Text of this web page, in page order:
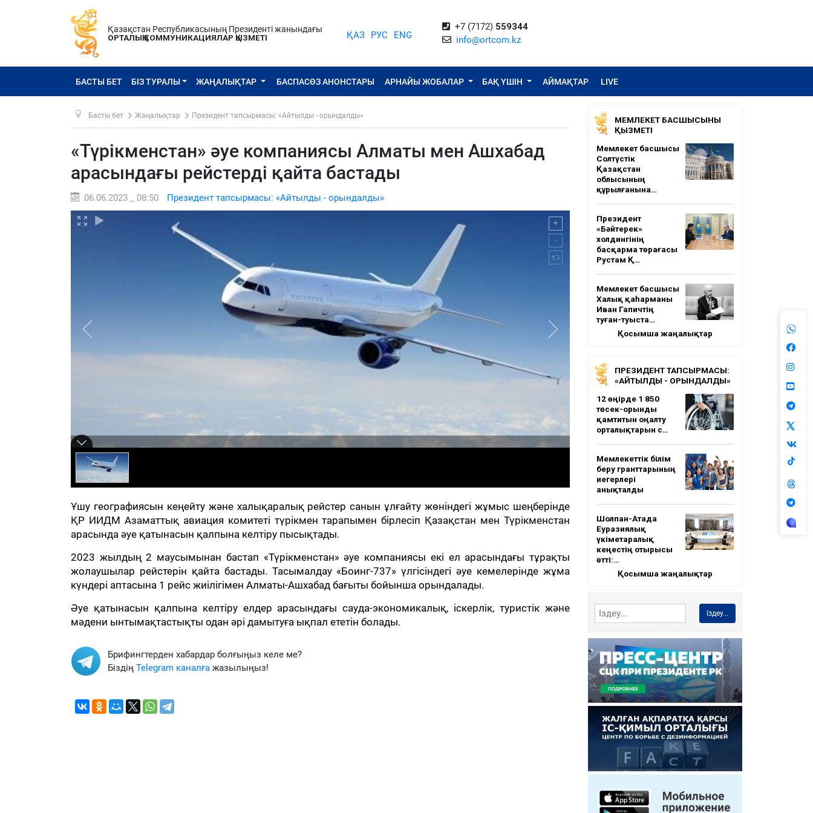
Қазақстан Республикасының Президенті жанындағы
ОРТАЛЫҚ КОММУНИКАЦИЯЛАР ҚЫЗМЕТІ
ҚАЗ РУС ENG
+7 (7172) 559344
info@ortcom.kz
БАСТЫ БЕТ БІЗ ТУРАЛЫ ЖАҢАЛЫҚТАР БАСПАСӨЗ АНОНСТАРЫ АРНАЙЫ ЖОБАЛАР БАҚ ҮШІН АЙМАҚТАР LIVE
Басты бет Жаңалықтар Президент тапсырмасы: «Айтылды - орындалды»
«Түрікменстан» әуе компаниясы Алматы мен Ашхабад
арасындағы рейстерді қайта бастады
06.06.2023 _ 08:50 Президент тапсырмасы: «Айтылды - орындалды»
Ұшу географиясын кеңейту және халықаралық рейстер санын ұлғайту жөніндегі жұмыс шеңберінде
ҚР ИИДМ Азаматтық авиация комитеті түрікмен тарапымен бірлесіп Қазақстан мен Түрікменстан
арасында әуе қатынасын қалпына келтіру пысықтады.
2023 жылдың 2 маусымынан бастап «Түрікменстан» әуе компаниясы екі ел арасындағы тұрақты
жолаушылар рейстерін қайта бастады. Тасымалдау «Боинг-737» үлгісіндегі әуе кемелерінде жұма
күндері аптасына 1 рейс жиілігімен Алматы-Ашхабад бағыты бойынша орындалады.
Әуе қатынасын қалпына келтіру елдер арасындағы сауда-экономикалық, іскерлік, туристік және
мәдени ынтымақтастықты одан әрі дамытуға ықпал ететін болады.
Брифингтерден хабардар болғыңыз келе ме?
Біздің Telegram каналға жазылыңыз!
МЕМЛЕКЕТ БАСШЫСЫНЫҢ
ҚЫЗМЕТІ
Мемлекет басшысы
Солтүстік
Қазақстан
облысының
құрылғанына…
Президент
«Бәйтерек»
холдингінің
басқарма төрағасы
Рустам Қ…
Мемлекет басшысы
Халық қаһарманы
Иван Гапичтің
туған-туыста…
Қосымша жаңалықтар
ПРЕЗИДЕНТ ТАПСЫРМАСЫ:
«АЙТЫЛДЫ - ОРЫНДАЛДЫ»
12 өңірде 1 850
төсек-орынды
қамтитын оңалту
орталықтарын с…
Мемлекеттік білім
беру гранттарының
иегерлері
анықталды
Шолпан-Атада
Еуразиялық
үкіметаралық
кеңестің отырысы
өтті:…
Қосымша жаңалықтар
Іздеу...